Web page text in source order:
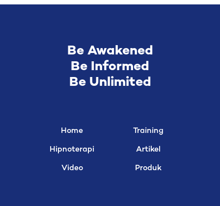
Be Awakened
Be Informed
Be Unlimited
Home
Hipnoterapi
Video
Training
Artikel
Produk